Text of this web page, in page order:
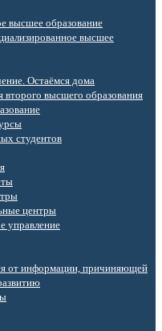
высшее образование
высшее
Остаёмся дома
высшего образования
студентов
центры
управление
от информации, причиняющей